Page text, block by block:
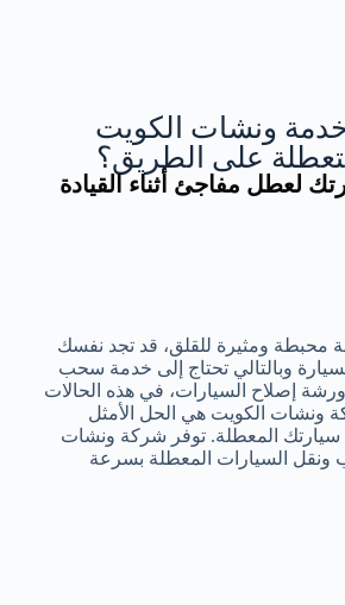
ونشات الكويت
على الطريق؟
لعطل مفاجئ أثناء القيادة
محبطة ومثيرة للقلق، قد تجد نفسك
وبالتالي تحتاج إلى خدمة سحب
إصلاح السيارات، في هذه الحالات
ونشات الكويت هي الحل الأمثل
المعطلة. توفر شركة ونشات
السيارات المعطلة بسرعة